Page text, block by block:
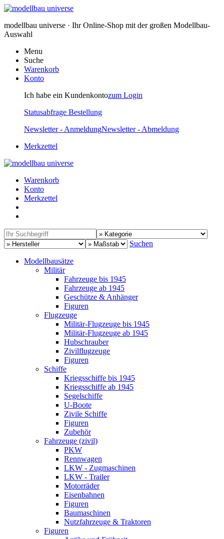
modellbau universe · Ihr Online-Shop mit der großen Modellbau-
Auswahl
Menu
Suche
Warenkorb
Konto
Ich habe ein Kundenkontozum Login
Statusabfrage Bestellung
Newsletter - AnmeldungNewsletter - Abmeldung
Merkzettel
Warenkorb
Konto
Merkzettel
Suchen
Modellbausätze
Militär
Fahrzeuge bis 1945
Fahrzeuge ab 1945
Geschütze & Anhänger
Figuren
Flugzeuge
Militär-Flugzeuge bis 1945
Militär-Flugzeuge ab 1945
Hubschrauber
Zivilflugzeuge
Figuren
Schiffe
Kriegsschiffe bis 1945
Kriegsschiffe ab 1945
Segelschiffe
U-Boote
Zivile Schiffe
Figuren
Zubehör
Fahrzeuge (zivil)
PKW
Rennwagen
LKW - Zugmaschinen
LKW - Trailer
Motorräder
Eisenbahnen
Figuren
Baumaschinen
Nutzfahrzeuge & Traktoren
Figuren